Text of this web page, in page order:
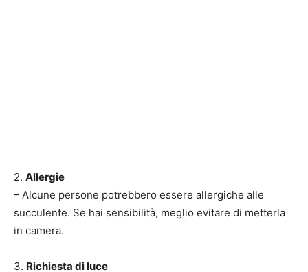
2. Allergie
– Alcune persone potrebbero essere allergiche alle
succulente. Se hai sensibilità, meglio evitare di metterla
in camera.
3. Richiesta di luce